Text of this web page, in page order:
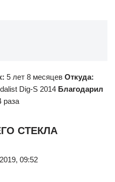
5 лет 8 месяцев Откуда:
Dig-S 2014 Благодарил
раза
СТЕКЛА
09:52